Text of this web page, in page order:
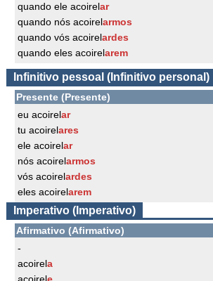
quando ele acoirelar
quando nós acoirelarmos
quando vós acoirelardes
quando eles acoirelarem
Infinitivo pessoal (Infinitivo personal)
Presente (Presente)
eu acoirelar
tu acoirelares
ele acoirelar
nós acoirelarmos
vós acoirelardes
eles acoirelarem
Imperativo (Imperativo)
Afirmativo (Afirmativo)
-
acoirela